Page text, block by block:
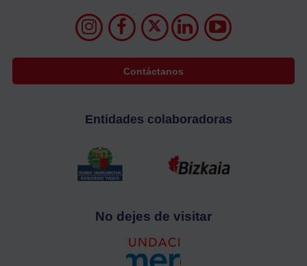
Contáctanos
Entidades colaboradoras
No dejes de visitar